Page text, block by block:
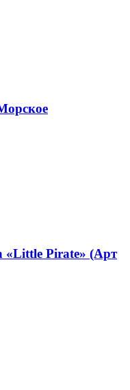
«Little Pirate» (Арт